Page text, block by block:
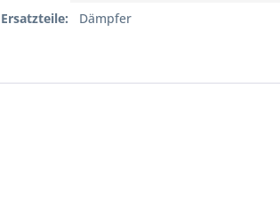
Ersatzteile:
Dämpfer